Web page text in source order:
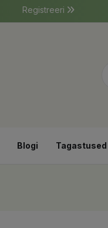
Registreeri
Blogi Tagastused